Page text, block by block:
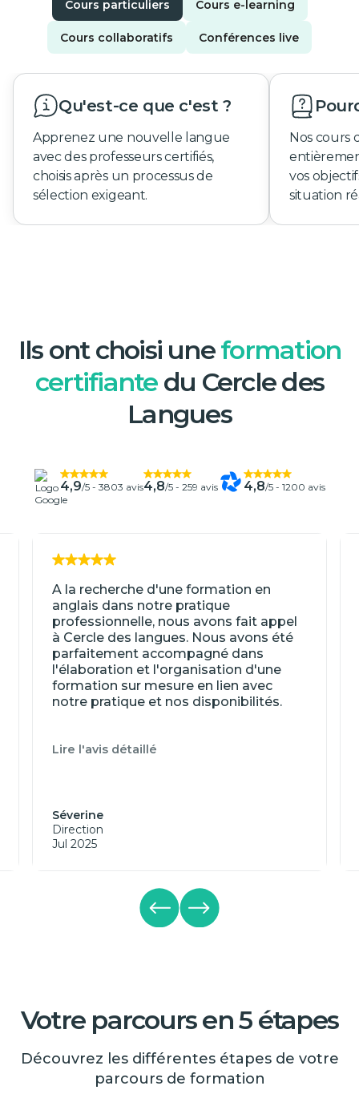
Cours particuliers Cours e-learning
Cours collaboratifs Conférences live
Qu'est-ce que c'est ?
Apprenez une nouvelle langue
avec des professeurs certifiés,
choisis après un processus de
sélection exigeant.
Nos cours
vos
situation
Ils ont choisi uneformation
certifiantedu Cercle des
Langues
4,9/5 - 3803 avis4,8/5 - 259 avis 4,8/5 - 1200 avis
A la recherche d'une formation en
anglais dans notre pratique
professionnelle, nous avons fait appel
à Cercle des langues. Nous avons été
parfaitement accompagné dans
l'élaboration et l'organisation d'une
formation sur mesure en lien avec
notre pratique et nos disponibilités.
Lire l'avis détaillé
Séverine
Direction
Jul 2025
Votre parcours en 5 étapes
Découvrez les différentes étapes de votre
parcours de formation